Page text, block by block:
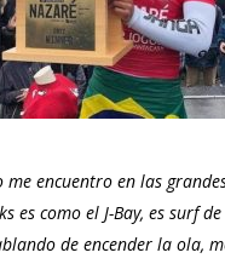
me encuentro en las
es como el J-Bay, es surf
de encender la ola,